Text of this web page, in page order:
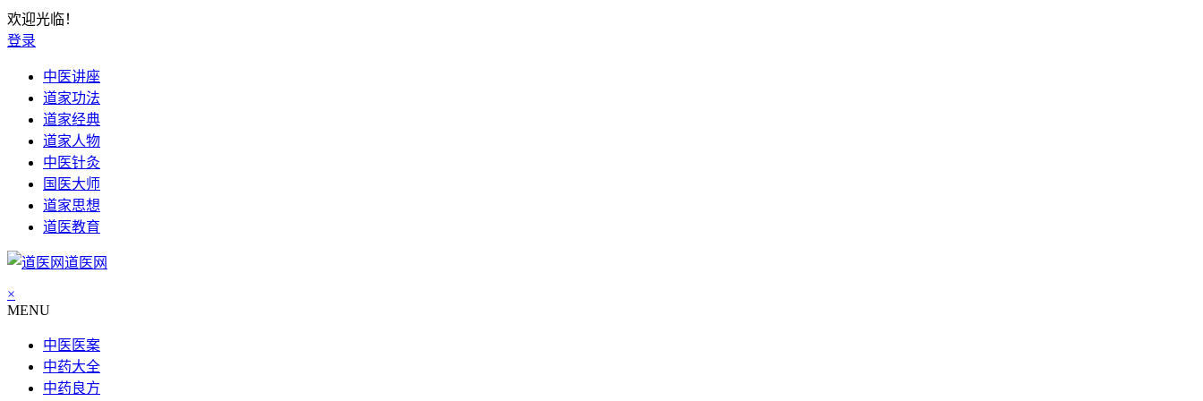
欢迎光临！
登录
中医讲座
道家功法
道家经典
道家人物
中医针灸
国医大师
道家思想
道医教育
道医网
×
MENU
中医医案
中药大全
中药良方